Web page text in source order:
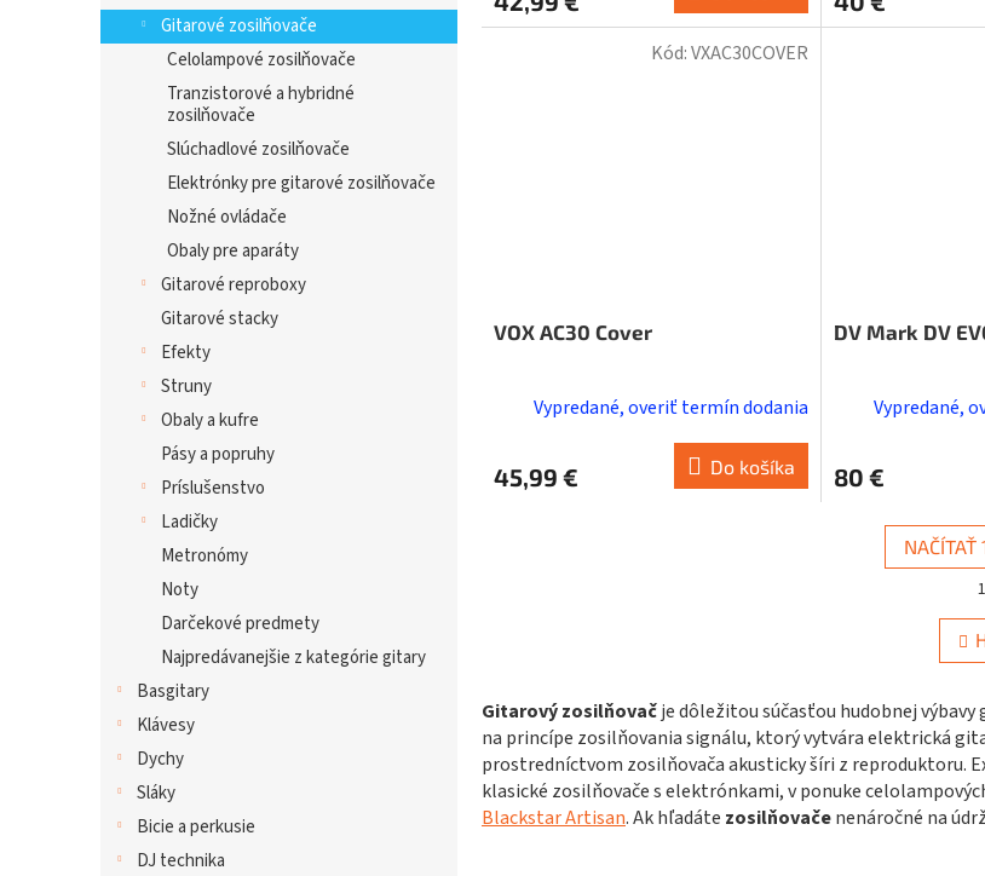
Gitarové zosilňovače
Celolampové zosilňovače
Tranzistorové a hybridné
zosilňovače
Slúchadlové zosilňovače
Elektrónky pre gitarové zosilňovače
Nožné ovládače
Obaly pre aparáty
Gitarové reproboxy
Gitarové stacky
Efekty
Struny
Obaly a kufre
Pásy a popruhy
Príslušenstvo
Ladičky
Metronómy
Noty
Darčekové predmety
Najpredávanejšie z kategórie gitary
Basgitary
Klávesy
Dychy
Sláky
Bicie a perkusie
DJ technika
VOX AC30 Cover
Vypredané, overiť termín dodania
45,99 € Do košíka
Kód:VXAC30COVER
DV Mark DV
Vypredané,
80 €
NAČÍTAŤ
1
Gitarový zosilňovačje dôležitou súčasťou hudobnej
na princípe zosilňovania signálu, ktorý vytvára elektrická
prostredníctvom zosilňovača akusticky šíri z reproduktoru.
klasické zosilňovače s elektrónkami, v ponuke
Blackstar Artisan. Ak hľadáte zosilňovačenenáročné na